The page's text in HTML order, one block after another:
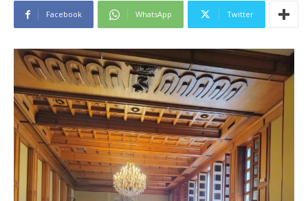
Facebook WhatsApp Twitter